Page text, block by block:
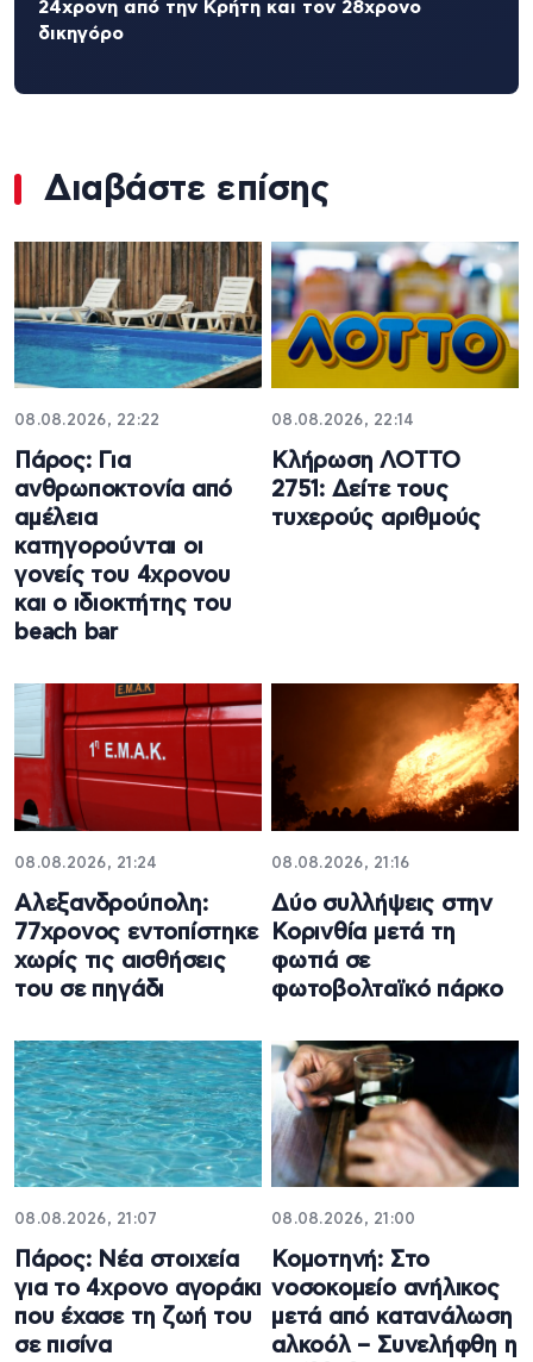
24χρονη από την Κρήτη και τον 28χρονο
δικηγόρο
Διαβάστε επίσης
08.08.2026, 22:22
Πάρος: Για
ανθρωποκτονία από
αμέλεια
κατηγορούνται οι
γονείς του 4χρονου
και ο ιδιοκτήτης του
beach bar
08.08.2026, 22:14
Κλήρωση ΛΟΤΤΟ
2751: Δείτε τους
τυχερούς αριθμούς
08.08.2026, 21:24
Αλεξανδρούπολη:
77χρονος εντοπίστηκε
χωρίς τις αισθήσεις
του σε πηγάδι
08.08.2026, 21:16
Δύο συλλήψεις στην
Κορινθία μετά τη
φωτιά σε
φωτοβολταϊκό πάρκο
08.08.2026, 21:07
Πάρος: Νέα στοιχεία
για το 4χρονο αγοράκι
που έχασε τη ζωή του
σε πισίνα
08.08.2026, 21:00
Κομοτηνή: Στο
νοσοκομείο ανήλικος
μετά από κατανάλωση
αλκοόλ – Συνελήφθη η